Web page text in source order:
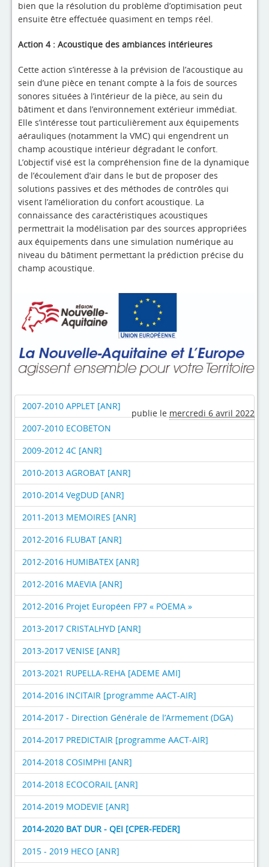
bien que la résolution du problème d’optimisation peut
ensuite être effectuée quasiment en temps réel.
Action 4 : Acoustique des ambiances intérieures
Cette action s’intéresse à la prévision de l’acoustique au
sein d’une pièce en tenant compte à la fois de sources
sonores situées à l’intérieur de la pièce, au sein du
bâtiment et dans l’environnement extérieur immédiat.
Elle s’intéresse tout particulièrement aux équipements
aérauliques (notamment la VMC) qui engendrent un
champ acoustique intérieur dégradant le confort.
L’objectif visé est la compréhension fine de la dynamique
de l’écoulement d’air dans le but de proposer des
solutions passives et des méthodes de contrôles qui
visent l’amélioration du confort acoustique. La
connaissance des caractéristiques acoustiques
permettrait la modélisation par des sources appropriées
aux équipements dans une simulation numérique au
niveau du bâtiment permettant la prédiction précise du
champ acoustique.
publie le mercredi 6 avril 2022
2007-2010 APPLET [ANR]
2007-2010 ECOBETON
2009-2012 4C [ANR]
2010-2013 AGROBAT [ANR]
2010-2014 VegDUD [ANR]
2011-2013 MEMOIRES [ANR]
2012-2016 FLUBAT [ANR]
2012-2016 HUMIBATEX [ANR]
2012-2016 MAEVIA [ANR]
2012-2016 Projet Européen FP7 « POEMA »
2013-2017 CRISTALHYD [ANR]
2013-2017 VENISE [ANR]
2013-2021 RUPELLA-REHA [ADEME AMI]
2014-2016 INCITAIR [programme AACT-AIR]
2014-2017 - Direction Générale de l’Armement (DGA)
2014-2017 PREDICTAIR [programme AACT-AIR]
2014-2018 COSIMPHI [ANR]
2014-2018 ECOCORAIL [ANR]
2014-2019 MODEVIE [ANR]
2014-2020 BAT DUR - QEI [CPER-FEDER]
2015 - 2019 HECO [ANR]